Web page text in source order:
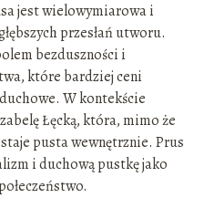
jest wielowymiarowa i
przesłań utworu.
bezduszności i
które bardziej ceni
W kontekście
Łęcką, która, mimo że
pusta wewnętrznie. Prus
i duchową pustkę jako